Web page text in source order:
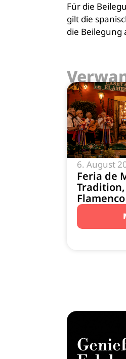
Für die
gilt die
die Beilegung
6. August
Feria de
Flamenco